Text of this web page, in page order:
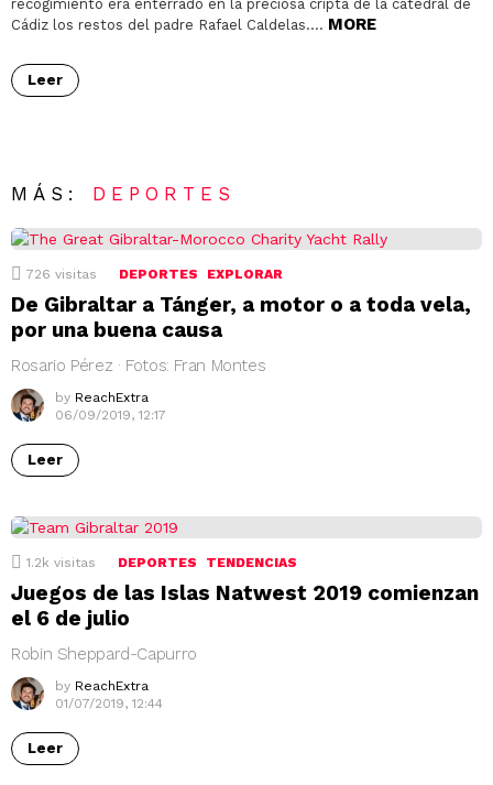
recogimiento era enterrado en la preciosa cripta de la catedral de
Cádiz los restos del padre Rafael Caldelas…. MORE
Leer
MÁS: DEPORTES
726 visitas DEPORTES EXPLORAR
De Gibraltar a Tánger, a motor o a toda vela,
por una buena causa
Rosario Pérez · Fotos: Fran Montes
by ReachExtra
06/09/2019, 12:17
Leer
1.2k visitas DEPORTES TENDENCIAS
Juegos de las Islas Natwest 2019 comienzan
el 6 de julio
Robin Sheppard-Capurro
by ReachExtra
01/07/2019, 12:44
Leer